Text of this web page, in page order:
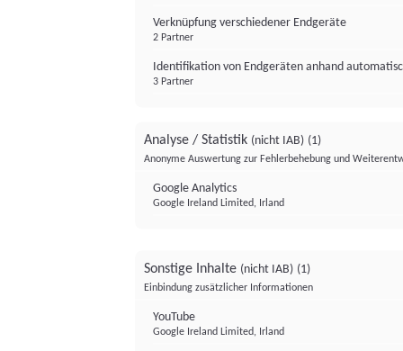
Verknüpfung verschiedener Endgeräte
2 Partner
Identifikation von Endgeräten anhand
3 Partner
Analyse / Statistik (nicht IAB) (1)
Anonyme Auswertung zur Fehlerbehebung und
Google Analytics
Google Ireland Limited, Irland
Sonstige Inhalte (nicht IAB) (1)
Einbindung zusätzlicher Informationen
YouTube
Google Ireland Limited, Irland